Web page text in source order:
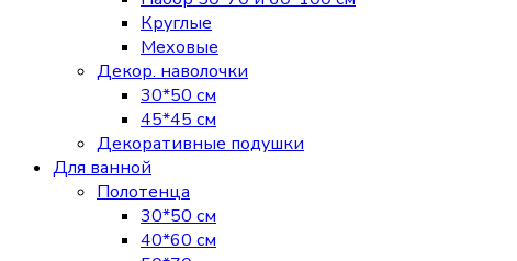
Круглые
Меховые
Декор. наволочки
30*50 см
45*45 см
Декоративные подушки
Для ванной
Полотенца
30*50 см
40*60 см